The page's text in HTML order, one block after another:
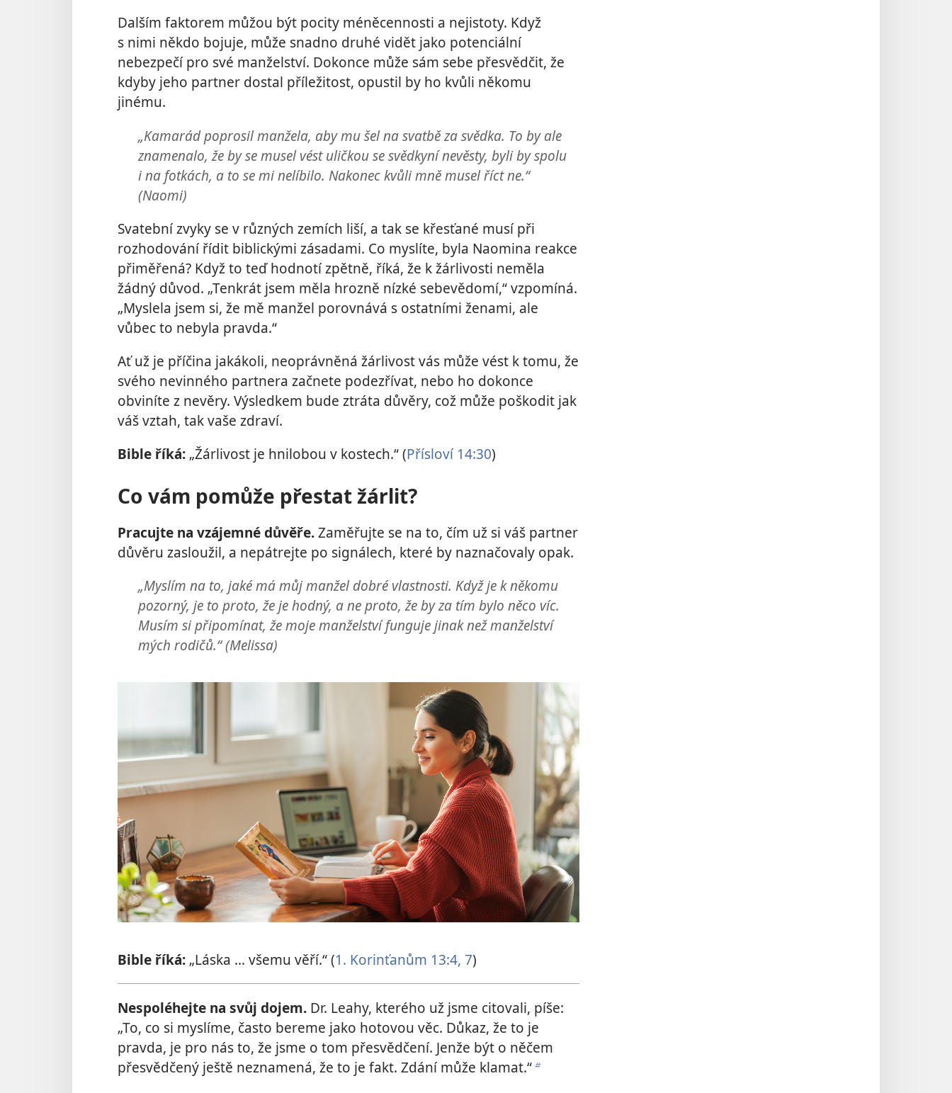
Dalším faktorem můžou být pocity méněcennosti a nejistoty. Když
s nimi někdo bojuje, může snadno druhé vidět jako potenciální
nebezpečí pro své manželství. Dokonce může sám sebe přesvědčit, že
kdyby jeho partner dostal příležitost, opustil by ho kvůli někomu
jinému.
„Kamarád poprosil manžela, aby mu šel na svatbě za svědka. To by ale
znamenalo, že by se musel vést uličkou se svědkyní nevěsty, byli by spolu
i na fotkách, a to se mi nelíbilo. Nakonec kvůli mně musel říct ne.“
(Naomi)
Svatební zvyky se v různých zemích liší, a tak se křesťané musí při
rozhodování řídit biblickými zásadami. Co myslíte, byla Naomina reakce
přiměřená? Když to teď hodnotí zpětně, říká, že k žárlivosti neměla
žádný důvod. „Tenkrát jsem měla hrozně nízké sebevědomí,“ vzpomíná.
„Myslela jsem si, že mě manžel porovnává s ostatními ženami, ale
vůbec to nebyla pravda.“
Ať už je příčina jakákoli, neoprávněná žárlivost vás může vést k tomu, že
svého nevinného partnera začnete podezřívat, nebo ho dokonce
obviníte z nevěry. Výsledkem bude ztráta důvěry, což může poškodit jak
váš vztah, tak vaše zdraví.
Bible říká: „Žárlivost je hnilobou v kostech.“ (Přísloví 14:30)
Co vám pomůže přestat žárlit?
Pracujte na vzájemné důvěře.Zaměřujte se na to, čím už si váš partner
důvěru zasloužil, a nepátrejte po signálech, které by naznačovaly opak.
„Myslím na to, jaké má můj manžel dobré vlastnosti. Když je k někomu
pozorný, je to proto, že je hodný, a ne proto, že by za tím bylo něco víc.
Musím si připomínat, že moje manželství funguje jinak než manželství
mých rodičů.“ (Melissa)
Bible říká: „Láska … všemu věří.“ (1. Korinťanům 13:4, 7)
Nespoléhejte na svůj dojem. Dr. Leahy, kterého už jsme citovali, píše:
„To, co si myslíme, často bereme jako hotovou věc. Důkaz, že to je
pravda, je pro nás to, že jsme o tom přesvědčení. Jenže být o něčem
přesvědčený ještě neznamená, že to je fakt. Zdání může klamat.“b